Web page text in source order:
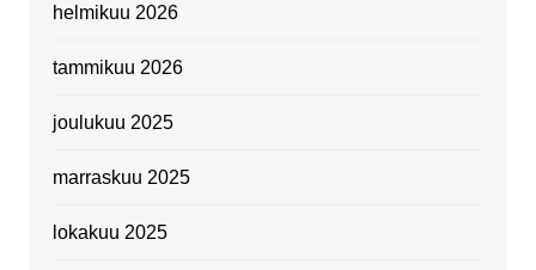
helmikuu 2026
tammikuu 2026
joulukuu 2025
marraskuu 2025
lokakuu 2025